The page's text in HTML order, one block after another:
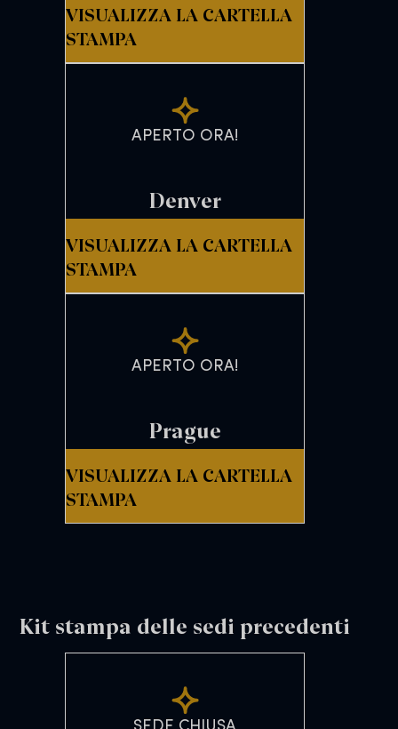
VISUALIZZA LA CARTELLA
STAMPA
APERTO ORA!
Denver
VISUALIZZA LA CARTELLA
STAMPA
APERTO ORA!
Prague
VISUALIZZA LA CARTELLA
STAMPA
Kit stampa delle sedi precedenti